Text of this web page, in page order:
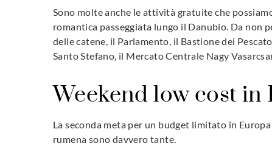
Sono molte anche le attività gratuite che
romantica passeggiata lungo il Danubio. Da non
delle catene, il Parlamento, il Bastione dei
Santo Stefano, il Mercato Centrale Nagy
Weekend low cost in
La seconda meta per un budget limitato in
rumena sono davvero tante.